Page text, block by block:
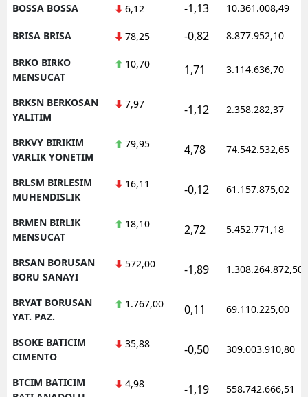
BOSSA BOSSA 6,12 -1,13 10.361.008,49
BRISA BRISA 78,25 -0,82 8.877.952,10
BRKO BIRKO
MENSUCAT
10,70 1,71 3.114.636,70
BRKSN BERKOSAN
YALITIM
7,97 -1,12 2.358.282,37
BRKVY BIRIKIM
VARLIK YONETIM
79,95 4,78 74.542.532,65
BRLSM BIRLESIM
MUHENDISLIK
16,11 -0,12 61.157.875,02
BRMEN BIRLIK
MENSUCAT
18,10 2,72 5.452.771,18
BRSAN BORUSAN
BORU SANAYI
572,00 -1,89 1.308.264.872,50
BRYAT BORUSAN
YAT. PAZ.
1.767,00 0,11 69.110.225,00
BSOKE BATICIM
CIMENTO
35,88 -0,50 309.003.910,80
BTCIM BATICIM
4,98 -1,19 558.742.666,51